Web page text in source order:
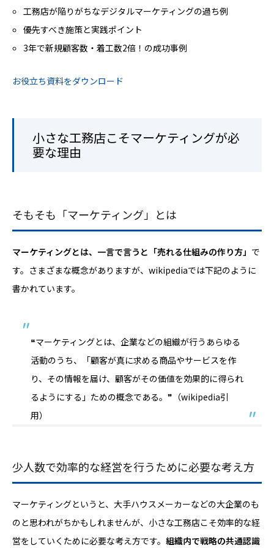
工務店が陥りがちなデジタルマーケティングの過ち例
優先すべき施策と実践ポイント
3年で新規顧客数・着工数2倍！の成功事例
お役立ち資料をダウンロード
小さな工務店こそマーケティングが必
要な理由
そもそも「マーケティング」とは
マーケティングとは、一言で言うと「売れる仕組みの作り方」 で
す。さまざまな概念がありますが、wikipediaでは下記のように
書かれています。
❝マーケティングとは、企業などの組織が行うあらゆる
活動のうち、「顧客が真に求める商品やサービスを作
り、その情報を届け、顧客がその価値を効果的に得られ
るようにする」ための概念である。❞（wikipedia引
用）
少人数で効率的な経営を行うために必要な考え方
マーケティングというと、大手ハウスメーカーなどの大企業のも
のと思われがちかもしれませんが、小さな工務店こそ効率的な経
営をしていくために必要な考え方です。 組織内で戦略の共通認識